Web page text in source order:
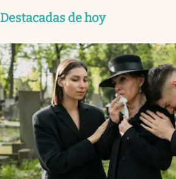
Destacadas de hoy